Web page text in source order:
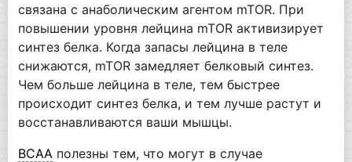
связана с анаболическим агентом mTOR. При
повышении уровня лейцина mTOR активизирует
синтез белка. Когда запасы лейцина в теле
снижаются, mTOR замедляет белковый синтез.
Чем больше лейцина в теле, тем быстрее
происходит синтез белка, и тем лучше растут и
восстанавливаются ваши мышцы.
BCAA полезны тем, что могут в случае